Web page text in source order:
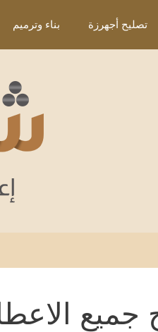
تصليح أجهرزة بناء وترميم
جميع